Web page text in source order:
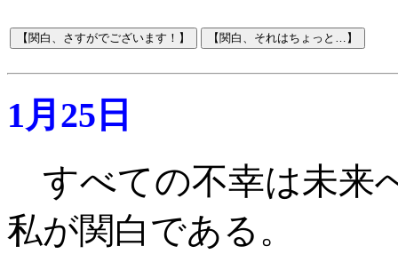
1月25日
すべての不幸は未来
私が関白である 。